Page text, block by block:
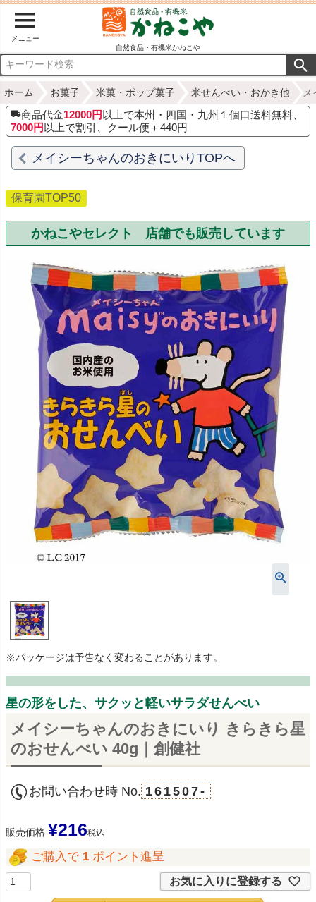
メニュー
自然食品・有機米かねこや
ホーム お菓子 米菓・ポップ菓子 米せんべい・おかき他
商品代金12000円 以上で本州・四国・九州１個口送料無料、
7000円 以上で割引、クール便＋440円
メイシーちゃんのおきにいりTOPへ
保育園TOP50
かねこやセレクト 店舗でも販売しています
※パッケージは予告なく変わることがあります。
星の形をした、サクッと軽いサラダせんべい
メイシーちゃんのおきにいり きらきら星
のおせんべい 40g｜創健社
お問い合わせ時 No. 161507-
販売価格 ¥216税込
ご購入で 1 ポイント進呈
お気に入りに登録する